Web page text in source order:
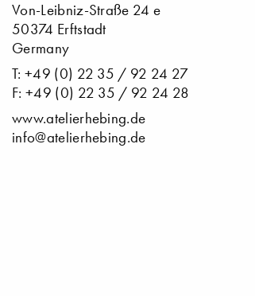
Von-Leibniz-Straße 24 e
50374 Erftstadt
Germany
T: +49 (0) 22 35 / 92 24 27
F: +49 (0) 22 35 / 92 24 28
www.atelierhebing.de
info@atelierhebing.de